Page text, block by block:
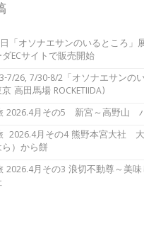
「オソナエサンのいるところ」
ECサイトで販売開始
7/26, 7/30-8/2「オソナエサンの
高田馬場 ROCKETIIDA)
2026.4月その5 新宮～高野山
2026.4月その4 熊野本宮大社
ら）から餅
2026.4月その3 浪切不動尊～美味